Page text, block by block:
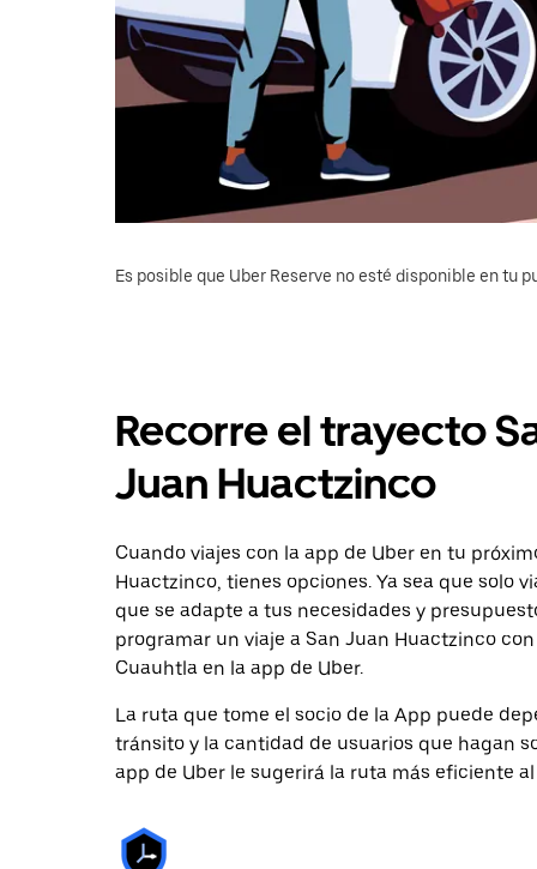
Es posible que Uber Reserve no esté disponible en tu
Recorre el trayecto
Juan Huactzinco
Cuando viajes con la app de Uber en tu
Huactzinco, tienes opciones. Ya sea que solo
que se adapte a tus necesidades y
programar un viaje a San Juan Huactzinco
Cuauhtla en la app de Uber.
La ruta que tome el socio de la App puede
tránsito y la cantidad de usuarios que hagan
app de Uber le sugerirá la ruta más eficiente